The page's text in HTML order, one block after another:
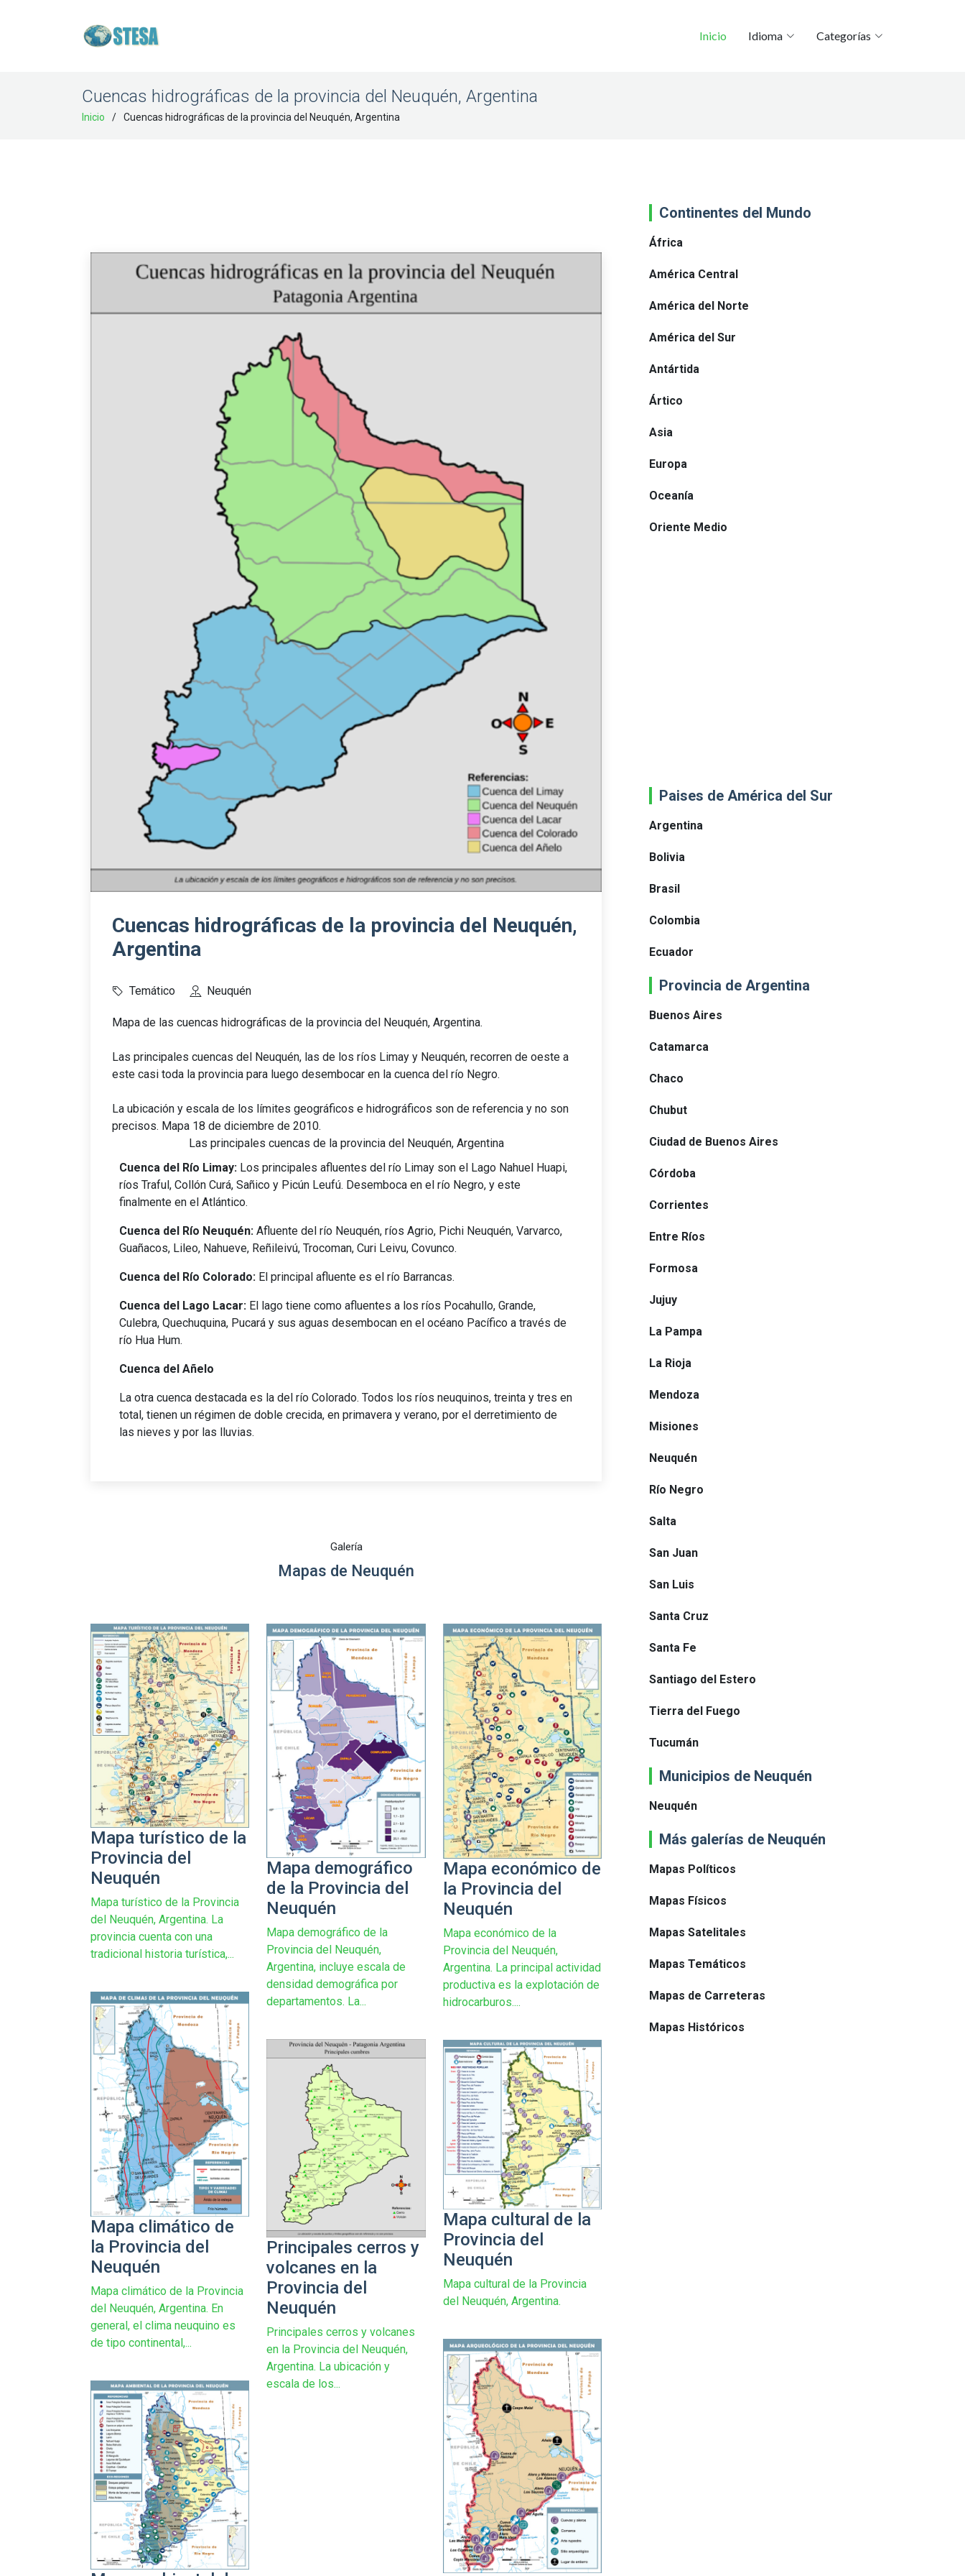
Inicio Idioma Categorías
Cuencas hidrográficas de la provincia del Neuquén, Argentina
Inicio Cuencas hidrográficas de la provincia del Neuquén, Argentina
Cuencas hidrográficas de la provincia del Neuquén,
Argentina
Temático Neuquén
Mapa de las cuencas hidrográficas de la provincia del Neuquén, Argentina.
Las principales cuencas del Neuquén, las de los ríos Limay y Neuquén, recorren de oeste a
este casi toda la provincia para luego desembocar en la cuenca del río Negro.
La ubicación y escala de los límites geográficos e hidrográficos son de referencia y no son
precisos. Mapa 18 de diciembre de 2010.
Las principales cuencas de la provincia del Neuquén, Argentina
Cuenca del Río Limay: Los principales afluentes del río Limay son el Lago Nahuel Huapi,
ríos Traful, Collón Curá, Sañico y Picún Leufú. Desemboca en el río Negro, y este
finalmente en el Atlántico.
Cuenca del Río Neuquén: Afluente del río Neuquén, ríos Agrio, Pichi Neuquén, Varvarco,
Guañacos, Lileo, Nahueve, Reñileivú, Trocoman, Curi Leivu, Covunco.
Cuenca del Río Colorado: El principal afluente es el río Barrancas.
Cuenca del Lago Lacar: El lago tiene como afluentes a los ríos Pocahullo, Grande,
Culebra, Quechuquina, Pucará y sus aguas desembocan en el océano Pacífico a través de
río Hua Hum.
Cuenca del Añelo
La otra cuenca destacada es la del río Colorado. Todos los ríos neuquinos, treinta y tres en
total, tienen un régimen de doble crecida, en primavera y verano, por el derretimiento de
las nieves y por las lluvias.
Galería
Mapas de Neuquén
Mapa turístico de la
Provincia del
Neuquén
Mapa turístico de la Provincia
del Neuquén, Argentina. La
provincia cuenta con una
tradicional historia turística,...
Mapa demográfico
de la Provincia del
Neuquén
Mapa demográfico de la
Provincia del Neuquén,
Argentina, incluye escala de
densidad demográfica por
departamentos. La...
Mapa económico de
la Provincia del
Neuquén
Mapa económico de la
Provincia del Neuquén,
Argentina. La principal actividad
productiva es la explotación de
hidrocarburos....
Mapa climático de
la Provincia del
Neuquén
Mapa climático de la Provincia
del Neuquén, Argentina. En
general, el clima neuquino es
de tipo continental,...
Principales cerros y
volcanes en la
Provincia del
Neuquén
Principales cerros y volcanes
en la Provincia del Neuquén,
Argentina. La ubicación y
escala de los...
Mapa cultural de la
Provincia del
Neuquén
Mapa cultural de la Provincia
del Neuquén, Argentina.
Continentes del Mundo
África
América Central
América del Norte
América del Sur
Antártida
Ártico
Asia
Europa
Oceanía
Oriente Medio
Paises de América del Sur
Argentina
Bolivia
Brasil
Colombia
Ecuador
Provincia de Argentina
Buenos Aires
Catamarca
Chaco
Chubut
Ciudad de Buenos Aires
Córdoba
Corrientes
Entre Ríos
Formosa
Jujuy
La Pampa
La Rioja
Mendoza
Misiones
Neuquén
Río Negro
Salta
San Juan
San Luis
Santa Cruz
Santa Fe
Santiago del Estero
Tierra del Fuego
Tucumán
Municipios de Neuquén
Neuquén
Más galerías de Neuquén
Mapas Políticos
Mapas Físicos
Mapas Satelitales
Mapas Temáticos
Mapas de Carreteras
Mapas Históricos